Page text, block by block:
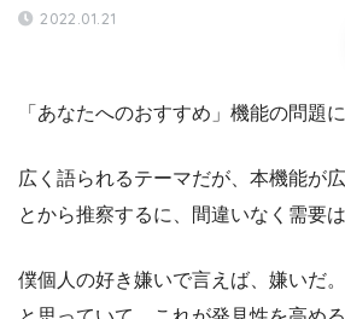
2022.01.21
「あなたへのおすすめ」機能の問題に
広く語られるテーマだが、本機能が
とから推察するに、間違いなく需要は
僕個人の好き嫌いで言えば、嫌いだ